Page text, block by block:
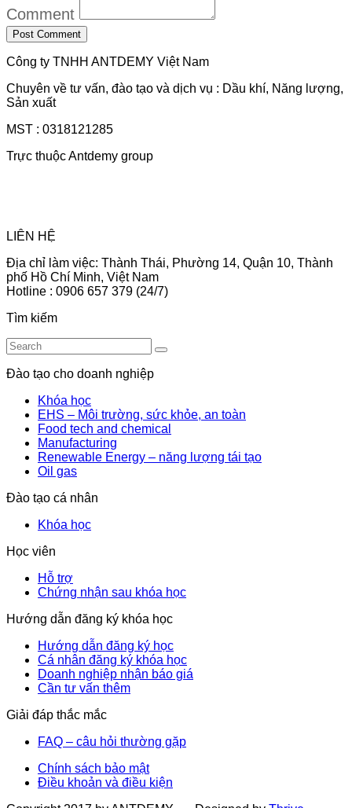
Comment
Công ty TNHH ANTDEMY Việt Nam
Chuyên về tư vấn, đào tạo và dịch vụ : Dầu khí, Năng lượng,
Sản xuất
MST : 0318121285
Trực thuộc Antdemy group
LIÊN HỆ
Địa chỉ làm việc: Thành Thái, Phường 14, Quận 10, Thành
phố Hồ Chí Minh, Việt Nam
Hotline : 0906 657 379 (24/7)
Tìm kiếm
Đào tạo cho doanh nghiệp
Khóa học
EHS – Môi trường, sức khỏe, an toàn
Food tech and chemical
Manufacturing
Renewable Energy – năng lượng tái tạo
Oil gas
Đào tạo cá nhân
Khóa học
Học viên
Hỗ trợ
Chứng nhận sau khóa học
Hướng dẫn đăng ký khóa học
Hướng dẫn đăng ký học
Cá nhân đăng ký khóa học
Doanh nghiệp nhận báo giá
Cần tư vấn thêm
Giải đáp thắc mắc
FAQ – câu hỏi thường gặp
Chính sách bảo mật
Điều khoản và điều kiện